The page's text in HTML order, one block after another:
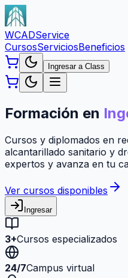
WCADService
CursosServiciosBeneficios
Ingresar a Class
Formación en
Cursos y diplomados en
alcantarillado sanitario y
expertos y avanza en tu
Ver cursos disponibles
Ingresar
3+Cursos especializados
24/7Campus virtual